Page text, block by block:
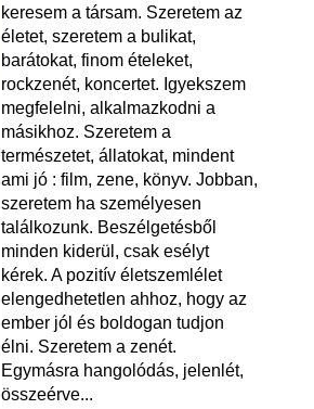
keresem a társam. Szeretem az
életet, szeretem a bulikat,
barátokat, finom ételeket,
rockzenét, koncertet. Igyekszem
megfelelni, alkalmazkodni a
másikhoz. Szeretem a
természetet, állatokat, mindent
ami jó : film, zene, könyv. Jobban,
szeretem ha személyesen
találkozunk. Beszélgetésből
minden kiderül, csak esélyt
kérek. A pozitív életszemlélet
elengedhetetlen ahhoz, hogy az
ember jól és boldogan tudjon
élni. Szeretem a zenét.
Egymásra hangolódás, jelenlét,
összeérve...